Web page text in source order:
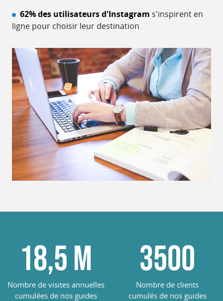
62% des utilisateurs d'Instagram s'inspirent en
ligne pour choisir leur destination
18,5 M
Nombre de visites annuelles
cumulées de nos guides
3500
Nombre de clients
cumulés de nos guides